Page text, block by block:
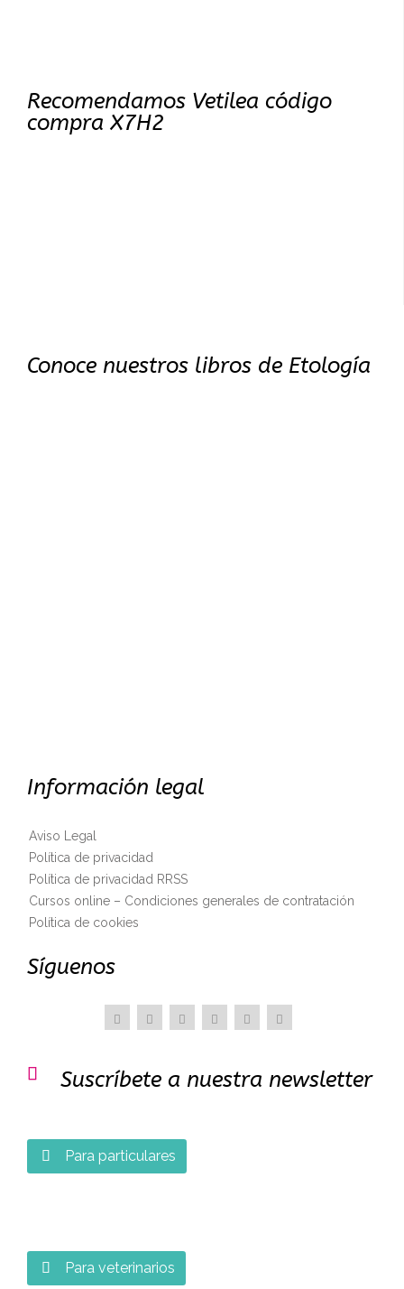
Recomendamos Vetilea código
compra X7H2
Conoce nuestros libros de Etología
Información legal
Aviso Legal
Política de privacidad
Política de privacidad RRSS
Cursos online – Condiciones generales de contratación
Política de cookies
Síguenos
 Suscríbete a nuestra newsletter
 Para particulares
 Para veterinarios